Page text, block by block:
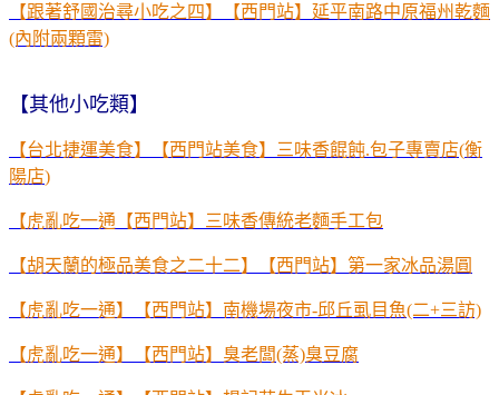
【跟著舒國治尋小吃之四】【西門站】延平南路中原福州乾麵
(內附兩顆雷)
【其他小吃類】
【台北捷運美食】【西門站美食】三味香餛飩.包子專賣店(衡
陽店)
【虎亂吃一通【西門站】三味香傳統老麵手工包
【胡天蘭的極品美食之二十二】【西門站】第一家冰品湯圓
【虎亂吃一通】【西門站】南機場夜市-邱丘虱目魚(二+三訪)
【虎亂吃一通】【西門站】臭老闆(蒸)臭豆腐